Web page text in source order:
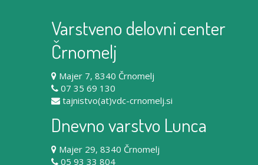
Varstveno delovni center
Črnomelj
Majer 7, 8340 Črnomelj
07 35 69 130
tajnistvo(at)vdc-crnomelj.si
Dnevno varstvo Lunca
Majer 29, 8340 Črnomelj
05 93 33 804